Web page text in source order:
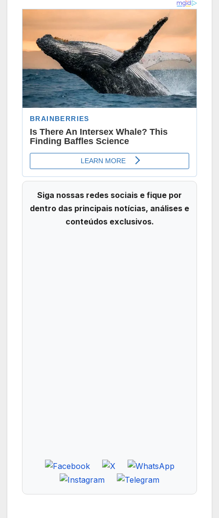
Siga nossas redes sociais e fique por
dentro das principais notícias, análises e
conteúdos exclusivos.